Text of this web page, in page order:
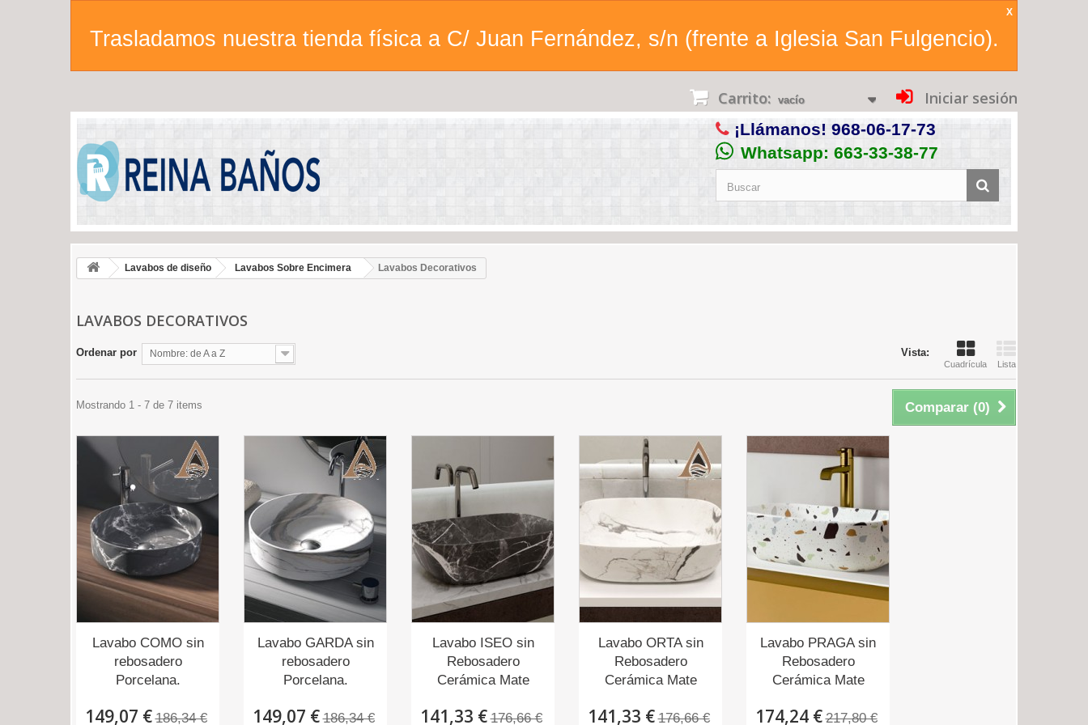
Trasladamos nuestra tienda física a C/ Juan Fernández, s/n (frente a Iglesia San Fulgencio).
X
Iniciar sesión
Carrito: vacío
¡Llámanos! 968-06-17-73
Whatsapp: 663-33-38-77
Lavabos de diseño Lavabos Sobre Encimera Lavabos Decorativos
LAVABOS DECORATIVOS
Vista:
Cuadrícula Lista
Ordenar por Nombre: de A a Z
Comparar (0)
Mostrando 1 - 7 de 7 items
Lavabo COMO sin
rebosadero
Porcelana.
149,07 € 186,34 €
Lavabo GARDA sin
rebosadero
Porcelana.
149,07 € 186,34 €
Lavabo ISEO sin
Rebosadero
Cerámica Mate
141,33 € 176,66 €
Lavabo ORTA sin
Rebosadero
Cerámica Mate
141,33 € 176,66 €
Lavabo PRAGA sin
Rebosadero
Cerámica Mate
174,24 € 217,80 €